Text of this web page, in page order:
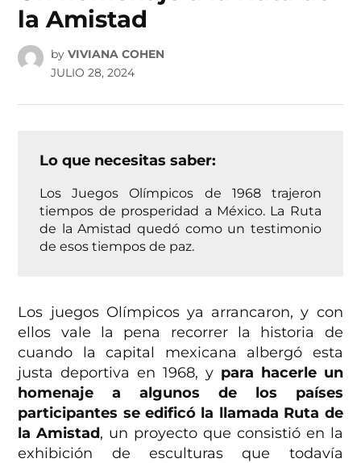
la Amistad
by VIVIANA COHEN
JULIO 28, 2024
Lo que necesitas saber:
Los Juegos Olímpicos de 1968 trajeron
tiempos de prosperidad a México. La Ruta
de la Amistad quedó como un testimonio
de esos tiempos de paz.
Los juegos Olímpicos ya arrancaron, y con
ellos vale la pena recorrer la historia de
cuando la capital mexicana albergó esta
justa deportiva en 1968, y para hacerle un
homenaje a algunos de los países
participantes se edificó la llamada Ruta de
la Amistad, un proyecto que consistió en la
exhibición de esculturas que todavía